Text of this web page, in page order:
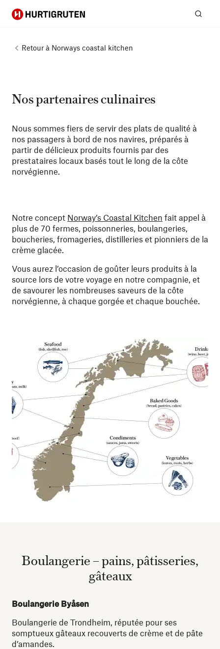
Hurtigruten
Retour à Norways coastal kitchen
Nos partenaires culinaires
Nous sommes fiers de servir des plats de qualité à
nos passagers à bord de nos navires, préparés à
partir de délicieux produits fournis par des
prestataires locaux basés tout le long de la côte
norvégienne.
Notre concept Norway’s Coastal Kitchen fait appel à
plus de 70 fermes, poissonneries, boulangeries,
boucheries, fromageries, distilleries et pionniers de la
crème glacée.
Vous aurez l’occasion de goûter leurs produits à la
source lors de votre voyage en notre compagnie, et
de savourer les nombreuses saveurs de la côte
norvégienne, à chaque gorgée et chaque bouchée.
Boulangerie – pains, pâtisseries,
gâteaux
Boulangerie Byåsen
Boulangerie de Trondheim, réputée pour ses
somptueux gâteaux recouverts de crème et de pâte
d’amandes.